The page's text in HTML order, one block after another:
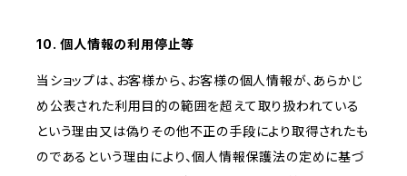
10. 個人情報の利用停止等
当ショップは、お客様から、お客様の個人情報が、あらかじ
め公表された利用目的の範囲を超えて取り扱われている
という理由又は偽りその他不正の手段により取得されたも
のであるという理由により、個人情報保護法の定めに基づ